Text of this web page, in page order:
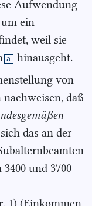
Aufwendung
ein
weil sie
a
hinausgeht.
von
daß
das an der
und 3700